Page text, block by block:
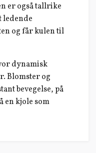
er også tallrike
ledende
og får kulen til
dynamisk
Blomster og
bevegelse, på
en kjole som